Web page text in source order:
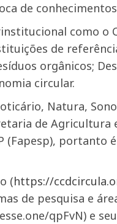
de
como o
de
orgânicos;
circular.
Natura,
de Agricultura
(Fapesp), portanto
(https://
de pesquisa e
qpFvN) e